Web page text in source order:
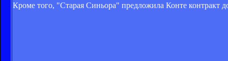
Кроме того, "Старая Синьора" предложила Конте контракт